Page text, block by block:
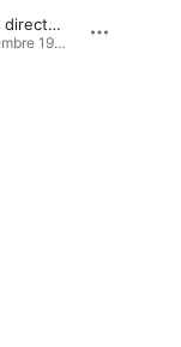
Mi enfermedad (En directo, Las Ventas 7 septiembre 1993)
En las Ventas 7 septiembre 1993 (En directo) · 2020